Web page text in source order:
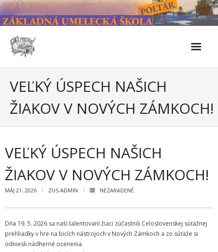
Skip
to
content
- Súčasnosť
- Naše úspechy od roku 2019 – do 2024
Zamestnanci
- Vedenie školy
VEĽKÝ ÚSPECH NAŠICH
ŽIAKOV V NOVÝCH ZÁMKOCH!
VEĽKÝ ÚSPECH NAŠICH
ŽIAKOV V NOVÝCH ZÁMKOCH!
MÁJ 21, 2026 ZUS-ADMIN NEZARADENÉ
Dňa 19. 5. 2026 sa naši talentovaní žiaci zúčastnili Celoslovenskej súťažnej
prehliadky v hre na bicích nástrojoch v Nových Zámkoch a zo súťaže si
odniesli nádherné ocenenia.